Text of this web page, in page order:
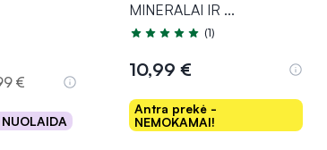
€
MINERALAI IR ...
Įvertinimas 5.0 iš 5
(1)
10,99 €
Antra prekė -
NEMOKAMAI!
Į krepšelį